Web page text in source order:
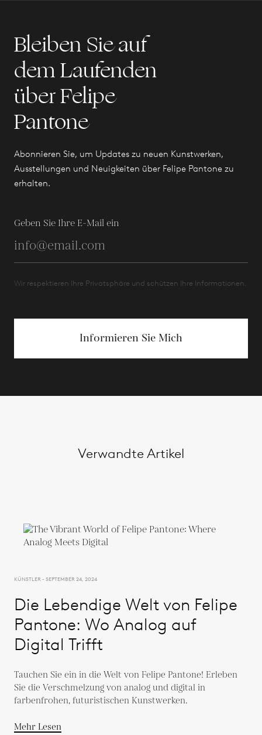
Bleiben Sie auf
dem Laufenden
über Felipe
Pantone
Abonnieren Sie, um Updates zu neuen Kunstwerken,
Ausstellungen und Neuigkeiten über Felipe Pantone zu
erhalten.
Geben Sie Ihre E-Mail ein
Wir respektieren Ihre Privatsphäre und schützen Ihre Informationen.
Informieren Sie Mich
Verwandte Artikel
KÜNSTLER - SEPTEMBER 24, 2024
Die Lebendige Welt von Felipe
Pantone: Wo Analog auf
Digital Trifft
Tauchen Sie ein in die Welt von Felipe Pantone! Erleben
Sie die Verschmelzung von analog und digital in
farbenfrohen, futuristischen Kunstwerken.
Mehr Lesen